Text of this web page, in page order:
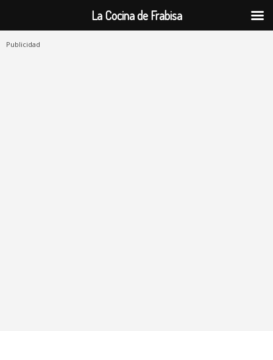
Publicidad
La Cocina de Frabisa